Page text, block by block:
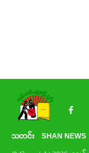
သတင်း SHAN NEWS